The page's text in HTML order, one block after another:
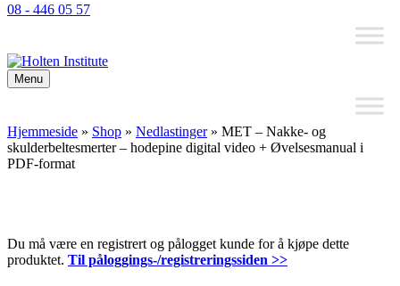
08 - 446 05 57
Menu
Hjemmeside » Shop » Nedlastinger» MET – Nakke- og
skulderbeltesmerter – hodepine digital video + Øvelsesmanual i
PDF-format
Du må være en registrert og pålogget kunde for å kjøpe dette
produktet. Til påloggings-/registreringssiden >>